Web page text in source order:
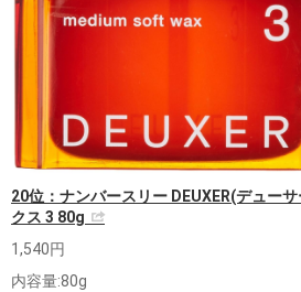
20位：ナンバースリー DEUXER(デュー
クス 3 80g
1,540円
内容量:80g